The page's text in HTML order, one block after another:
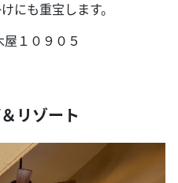
にも重宝します。
１０９０５
リゾート